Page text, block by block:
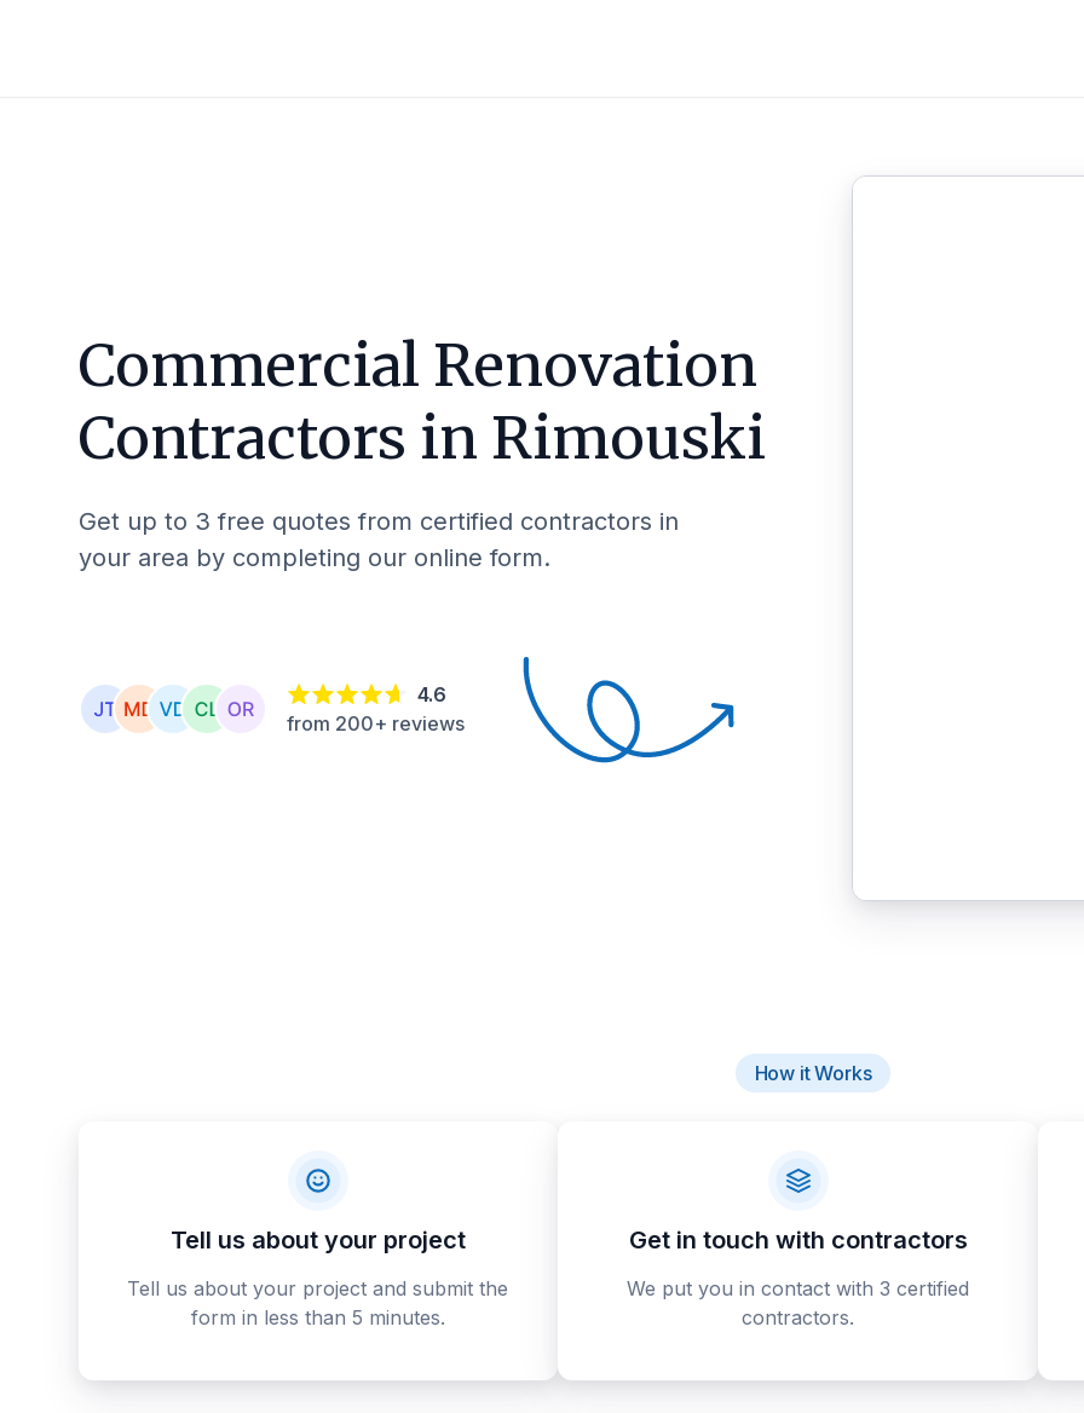
Commercial Renovation
Contractors in Rimouski
Get up to 3 free quotes from certified contractors in
your area by completing our online form.
4.6
from 200+ reviews
How it Works
Tell us about your project
Tell us about your project and submit the
form in less than 5 minutes.
Get in touch with contractors
We put you in contact with 3 certified
contractors.